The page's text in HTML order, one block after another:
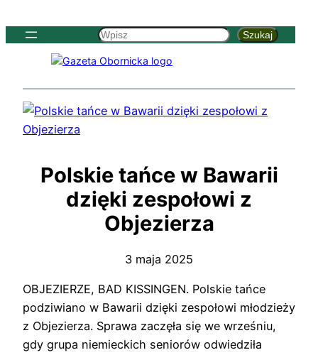
Szukaj
Szukaj
Polskie tańce w Bawarii
dzięki zespołowi z
Objezierza
3 maja 2025
OBJEZIERZE, BAD KISSINGEN. Polskie tańce
podziwiano w Bawarii dzięki zespołowi młodzieży
z Objezierza. Sprawa zaczęła się we wrześniu,
gdy grupa niemieckich seniorów odwiedziła